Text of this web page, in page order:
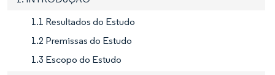
1.1 Resultados do Estudo
1.2 Premissas do Estudo
1.3 Escopo do Estudo